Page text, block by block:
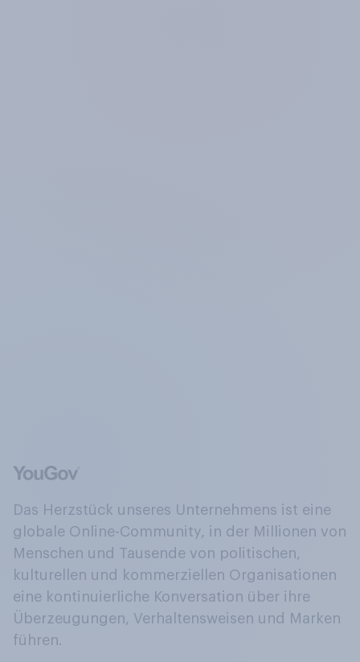
Das Herzstück unseres Unternehmens ist eine
globale Online-Community, in der Millionen von
Menschen und Tausende von politischen,
kulturellen und kommerziellen Organisationen
eine kontinuierliche Konversation über ihre
Überzeugungen, Verhaltensweisen und Marken
führen.